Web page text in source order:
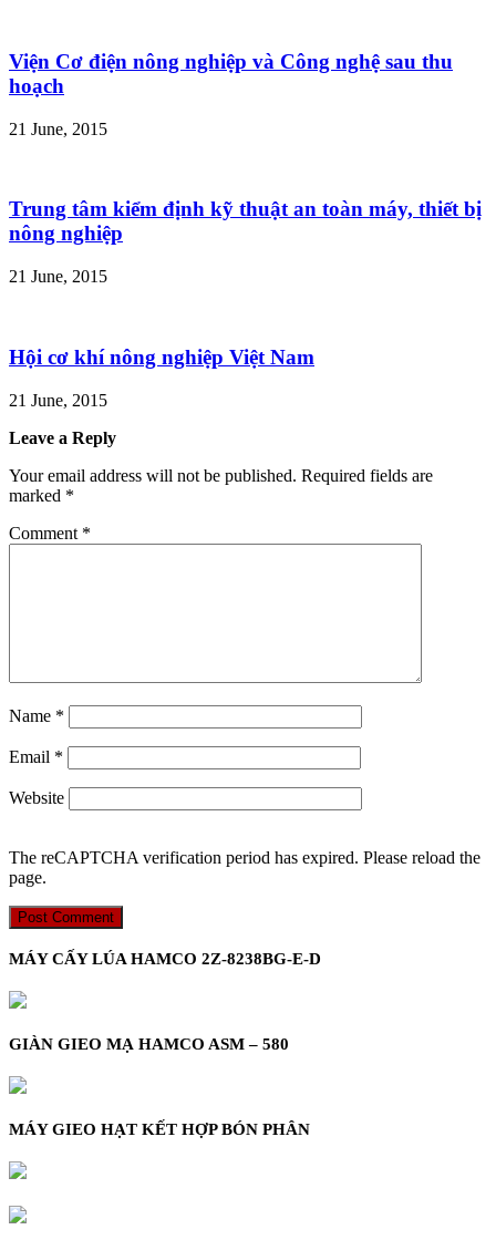
Viện Cơ điện nông nghiệp và Công nghệ sau thu
hoạch
21 June, 2015
Trung tâm kiểm định kỹ thuật an toàn máy, thiết bị
nông nghiệp
21 June, 2015
Hội cơ khí nông nghiệp Việt Nam
21 June, 2015
Leave a Reply
Your email address will not be published. Required fields are
marked *
Comment *
Name *
Email *
Website
The reCAPTCHA verification period has expired. Please reload the
page.
MÁY CẤY LÚA HAMCO 2Z-8238BG-E-D
GIÀN GIEO MẠ HAMCO ASM – 580
MÁY GIEO HẠT KẾT HỢP BÓN PHÂN